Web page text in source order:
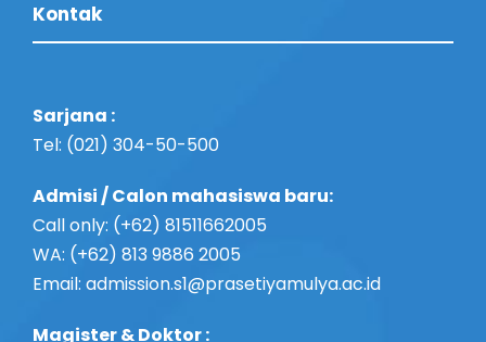
Kontak
Sarjana :
Tel: (021) 304-50-500
Admisi / Calon mahasiswa baru:
Call only: (+62) 81511662005
WA: (+62) 813 9886 2005
Email: admission.s1@prasetiyamulya.ac.id
Magister & Doktor :